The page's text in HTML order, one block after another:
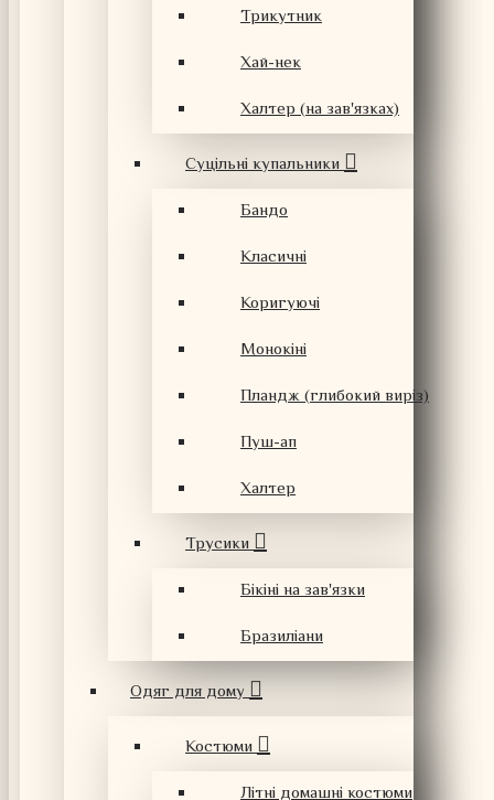
Трикутник
Хай-нек
Халтер (на зав'язках)
Суцільні купальники
Бандо
Класичні
Коригуючі
Монокіні
Пландж (глибокий виріз)
Пуш-ап
Халтер
Трусики
Бікіні на зав'язки
Бразиліани
Одяг для дому
Костюми
Літні домашні костюми